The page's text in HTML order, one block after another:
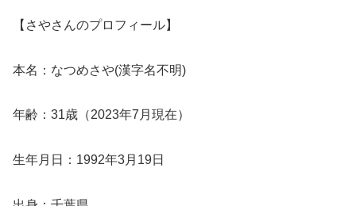
【さやさんのプロフィール】
本名：なつめさや(漢字名不明)
年齢：31歳（2023年7月現在）
生年月日：1992年3月19日